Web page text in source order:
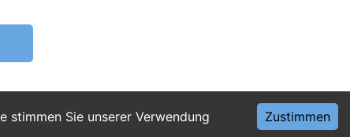
stimmen Sie unserer Verwendung
Zustimmen